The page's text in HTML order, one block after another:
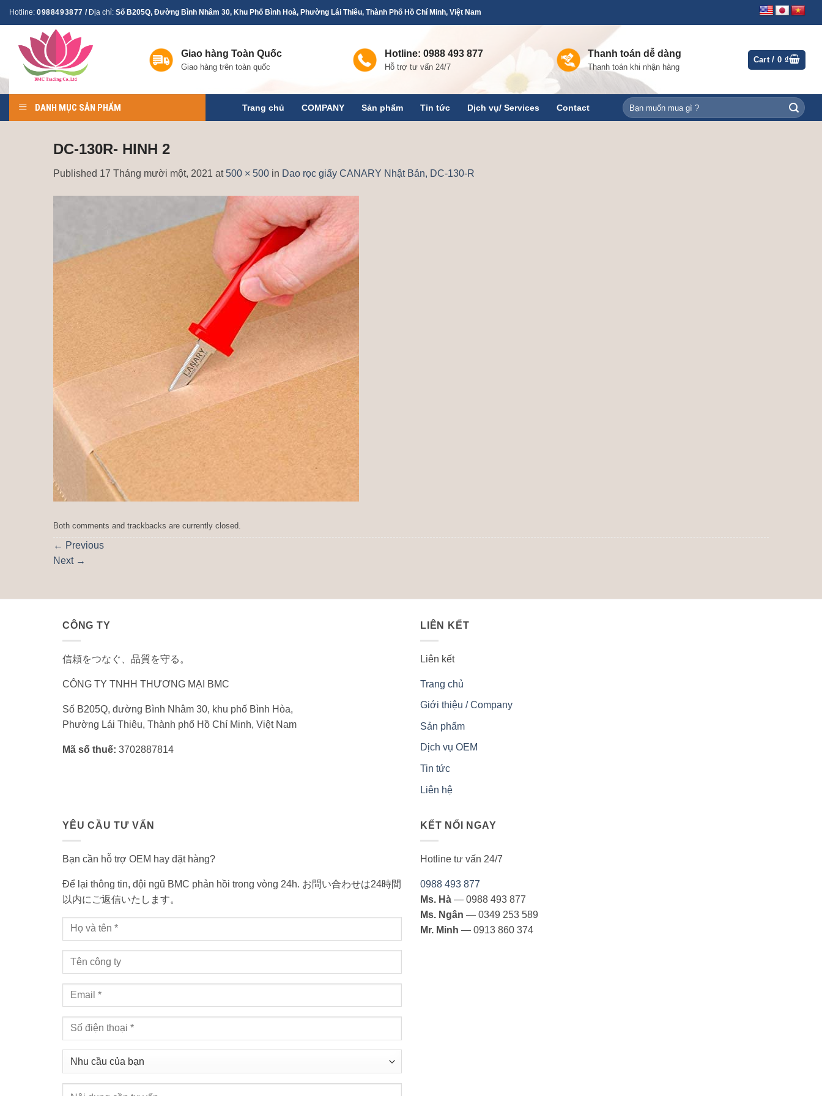
Skip
content
Hotline: 0988493877 /Địa chỉ: Số B205Q, Đường Bình Nhâm 30, Khu Phố Bình Hoà, Phường Lái Thiêu, Thành Phố Hồ Chí Minh, Việt Nam
Giao hàng Toàn Quốc
Giao hàng trên toàn quốc
Hotline: 0988 493 877
Hỗ trợ tư vấn 24/7
Thanh toán dễ dàng
Thanh toán khi nhận hàng
Cart /0₫
DANH MỤC SẢN PHẨM Trang chủ COMPANY Sản phẩm Tin tức Dịch vụ/ Services Contact
Search
for:
DC-130R- HINH 2
Published 17 Tháng mười một, 2021 at 500 × 500 in Dao rọc giấy CANARY Nhật Bản, DC-130-R
Both comments and trackbacks are currently closed.
← Previous
Next →
CÔNG TY
信頼をつなぐ、品質を守る。
CÔNG TY TNHH THƯƠNG MẠI BMC
Số B205Q, đường Bình Nhâm 30, khu phố Bình Hòa,
Phường Lái Thiêu, Thành phố Hồ Chí Minh, Việt Nam
Mã số thuế: 3702887814
LIÊN KẾT
Liên kết
Trang chủ
Giới thiệu / Company
Sản phẩm
Dịch vụ OEM
Tin tức
Liên hệ
YÊU CẦU TƯ VẤN
Bạn cần hỗ trợ OEM hay đặt hàng?
Để lại thông tin, đội ngũ BMC phản hồi trong vòng 24h. お問い合わせは24時間
以内にご返信いたします。
KẾT NỐI NGAY
Hotline tư vấn 24/7
0988 493 877
Ms. Hà — 0988 493 877
Ms. Ngân — 0349 253 589
Mr. Minh — 0913 860 374